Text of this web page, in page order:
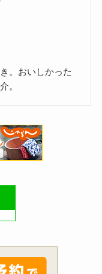
。おいしかった
。